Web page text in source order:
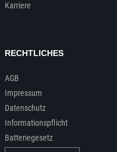
Karriere
RECHTLICHES
AGB
Impressum
Datenschutz
Informationspflicht
Batteriegesetz